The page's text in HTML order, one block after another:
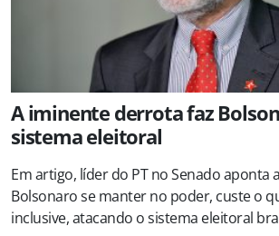
A iminente derrota faz
sistema eleitoral
Em artigo, líder do PT no Senado aponta
Bolsonaro se manter no poder, custe o
inclusive, atacando o sistema eleitoral